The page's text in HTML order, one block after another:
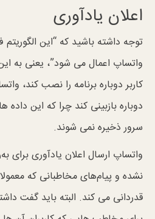
اعلان یادآوری
توجه داشته باشید که “این
واتساپ اعمال می شود”، یعنی به
کاربر دوباره برنامه را نصب کند،
دوباره بازبینی کند چرا که این
سرور ذخیره نمی شوند.
واتساپ ارسال اعلان‌ یادآوری برای
نشده و پیام‌های مخاطبانی که
قدردانی می کند. البته باید گفت